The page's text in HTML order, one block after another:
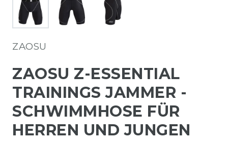
ZAOSU
ZAOSU Z-ESSENTIAL
TRAININGS JAMMER -
SCHWIMMHOSE FÜR
HERREN UND JUNGEN